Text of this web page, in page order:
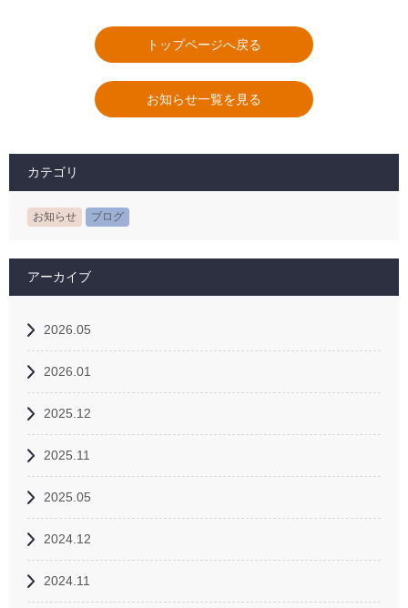
トップページへ戻る
お知らせ一覧を見る
カテゴリ
お知らせ ブログ
アーカイブ
2026.05
2026.01
2025.12
2025.11
2025.05
2024.12
2024.11